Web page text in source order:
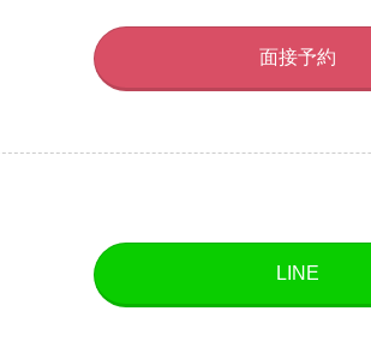
面接予約
LINE